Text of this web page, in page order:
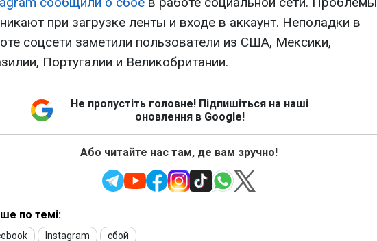
при загрузке ленты и входе в аккаунт. Неполадки в
соцсети заметили пользователи из США, Мексики,
Португалии и Великобритании.
Не пропустіть головне! Підпишіться на наші
оновлення в Google!
Або читайте нас там, де вам зручно!
по темі:
Instagram сбой